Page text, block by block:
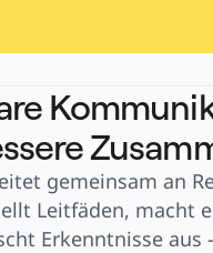
gemeinsam an
Leitfäden, macht
Erkenntnisse aus